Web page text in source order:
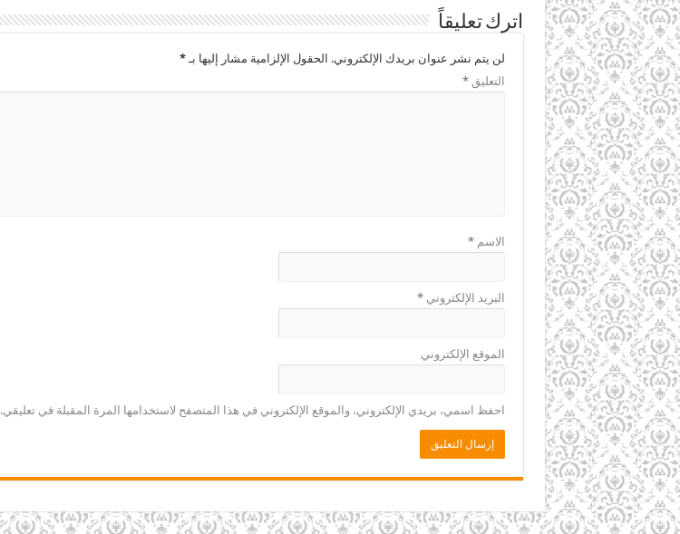
اترك تعليقاً
لن يتم نشر عنوان بريدك الإلكتروني. الحقول الإلزامية مشار إليها بـ*
التعليق*
الاسم*
البريد الإلكتروني*
الموقع الإلكتروني
احفظ اسمي، بريدي الإلكتروني، والموقع الإلكتروني في هذا المتصفح لاستخدامها المرة المقبلة في تعليقي.